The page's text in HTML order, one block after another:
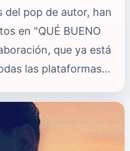
del pop de autor, han
en "QUÉ BUENO
que ya está
las plataformas
conexiones
alegría,
energía desde el